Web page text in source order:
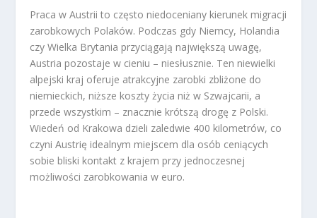
Praca w Austrii to często niedoceniany kierunek migracji
zarobkowych Polaków. Podczas gdy Niemcy, Holandia
czy Wielka Brytania przyciągają największą uwagę,
Austria pozostaje w cieniu – niesłusznie. Ten niewielki
alpejski kraj oferuje atrakcyjne zarobki zbliżone do
niemieckich, niższe koszty życia niż w Szwajcarii, a
przede wszystkim – znacznie krótszą drogę z Polski.
Wiedeń od Krakowa dzieli zaledwie 400 kilometrów, co
czyni Austrię idealnym miejscem dla osób ceniących
sobie bliski kontakt z krajem przy jednoczesnej
możliwości zarobkowania w euro.